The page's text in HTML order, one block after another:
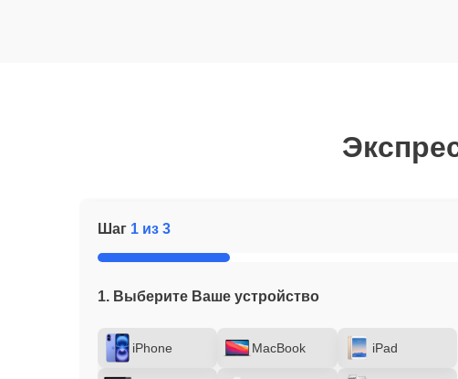
Шаг 1 из 3
1. Выберите Ваше устройство
iPhone MacBook iPad